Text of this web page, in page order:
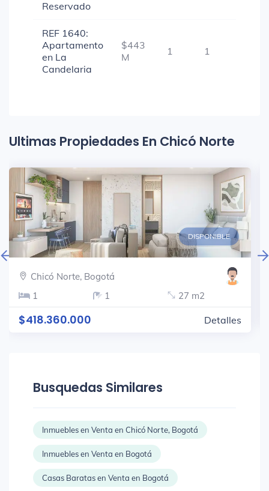
Reservado
REF 1640:
Apartamento
en La
Candelaria
$443
M
1 1
Ultimas Propiedades En Chicó Norte
DISPONIBLE
Chicó Norte, Bogotá
1
1 27 m2
$418.360.000 Detalles
Busquedas Similares
Inmuebles en Venta en Chicó Norte, Bogotá
Inmuebles en Venta en Bogotá
Casas Baratas en Venta en Bogotá